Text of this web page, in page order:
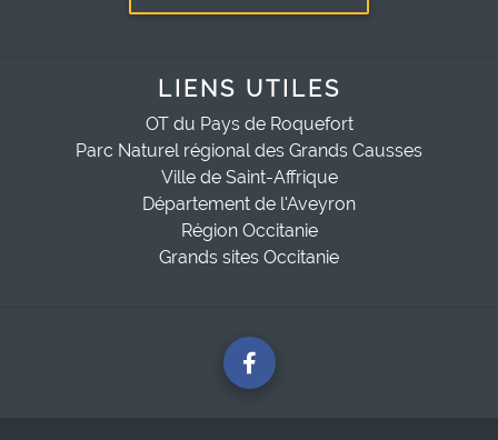
LIENS UTILES
OT du Pays de Roquefort
Parc Naturel régional des Grands Causses
Ville de Saint-Affrique
Département de l'Aveyron
Région Occitanie
Grands sites Occitanie